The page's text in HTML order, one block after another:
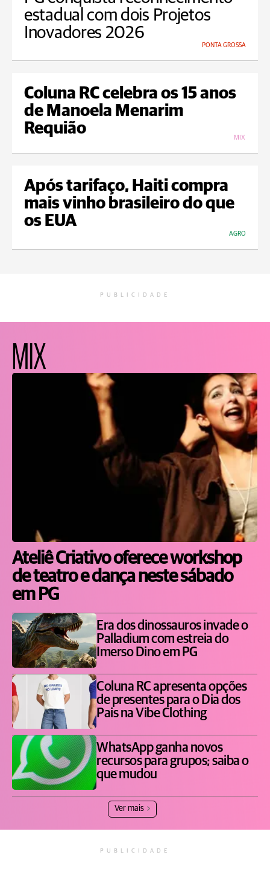
estadual com dois Projetos
Inovadores 2026
PONTA GROSSA
Coluna RC celebra os 15 anos
de Manoela Menarim
Requião
MIX
Após tarifaço, Haiti compra
mais vinho brasileiro do que
os EUA
AGRO
PUBLICIDADE
MIX
Ateliê Criativo oferece workshop
de teatro e dança neste sábado
em PG
Era dos dinossauros invade o
Palladium com estreia do
Imerso Dino em PG
Coluna RC apresenta opções
de presentes para o Dia dos
Pais na Vibe Clothing
WhatsApp ganha novos
recursos para grupos; saiba o
que mudou
Ver mais
PUBLICIDADE